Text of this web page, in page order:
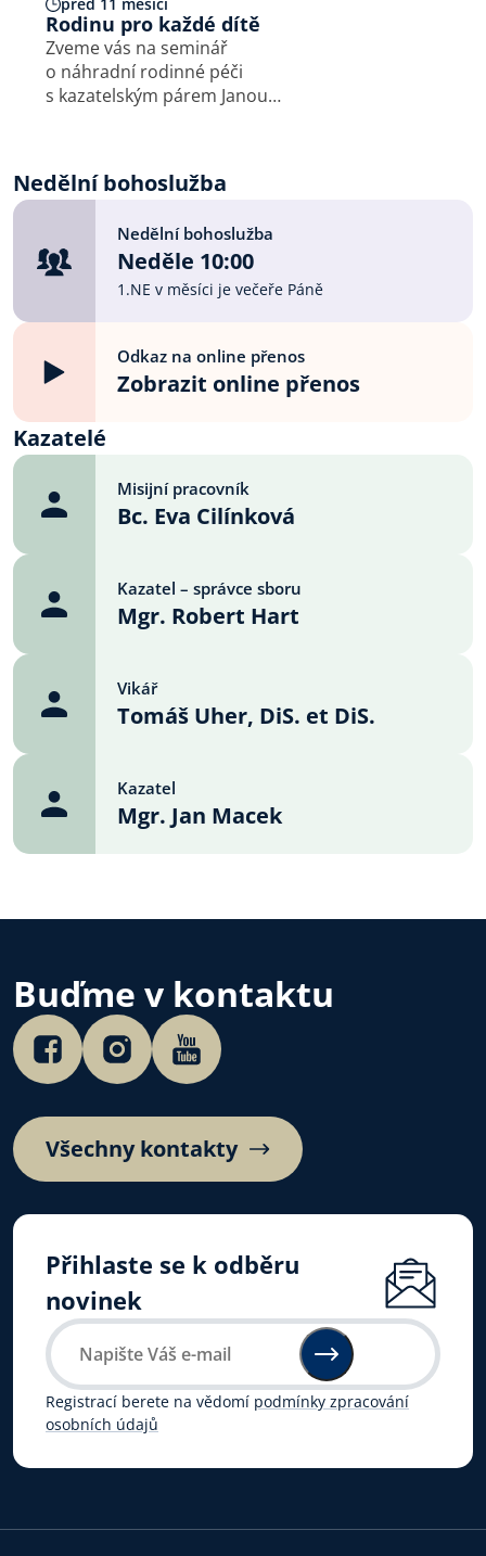
Rodinu pro každé dítě
Zveme vás na seminář
o náhradní rodinné péči
s kazatelským párem Janou
Modlitebna CB Vinohrady,
Nedělní bohoslužba
Nedělní bohoslužba
Neděle 10:00
1.NE v měsíci je večeře Páně
Odkaz na online přenos
Zobrazit online přenos
Kazatelé
Misijní pracovník
Bc. Eva Cilínková
Kazatel – správce sboru
Mgr. Robert Hart
Vikář
Tomáš Uher, DiS. et DiS.
Kazatel
Mgr. Jan Macek
Buďme v kontaktu
Všechny kontakty
Přihlaste se k odběru
novinek
Registrací berete na vědomí podmínky zpracování
osobních údajů